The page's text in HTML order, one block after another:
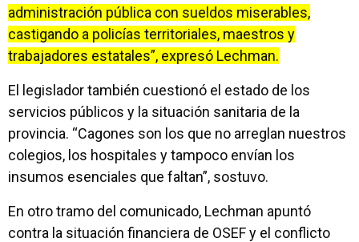
administración pública con sueldos miserables,
castigando a policías territoriales, maestros y
trabajadores estatales”, expresó Lechman.
El legislador también cuestionó el estado de los
servicios públicos y la situación sanitaria de la
provincia. “Cagones son los que no arreglan nuestros
colegios, los hospitales y tampoco envían los
insumos esenciales que faltan”, sostuvo.
En otro tramo del comunicado, Lechman apuntó
contra la situación financiera de OSEF y el conflicto